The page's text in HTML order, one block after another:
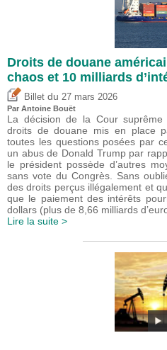
Droits de douane
chaos et 10 milliards
Billet du 27 mars 2026
Par Antoine Bouët
La décision de la Cour
droits de douane mis en place
toutes les questions posées par
un abus de Donald Trump par
le président possède d’autres
sans vote du Congrès. Sans
des droits perçus illégalement et
que le paiement des intérêts
dollars (plus de 8,66 milliards
Lire la suite >